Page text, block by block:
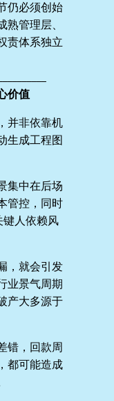
仍必须创始
管理层、
责体系独立
价值
并非依靠机
生成工程图
集中在后场
管控，同时
键人依赖风
，就会引发
业景气周期
产大多源于
错，回款周
都可能造成